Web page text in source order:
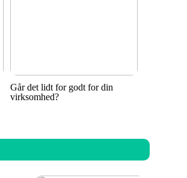
Går det lidt for godt for din
virksomhed?